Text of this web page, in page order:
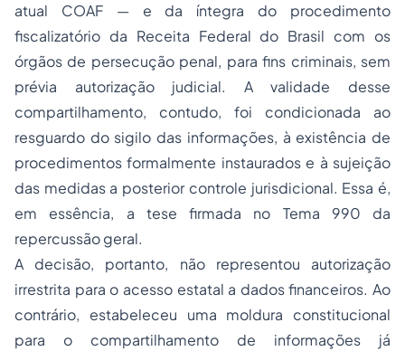
atual COAF — e da íntegra do procedimento
fiscalizatório da Receita Federal do Brasil com os
órgãos de persecução penal, para fins criminais, sem
prévia autorização judicial. A validade desse
compartilhamento, contudo, foi condicionada ao
resguardo do sigilo das informações, à existência de
procedimentos formalmente instaurados e à sujeição
das medidas a posterior controle jurisdicional. Essa é,
em essência, a tese firmada no Tema 990 da
repercussão geral.
A decisão, portanto, não representou autorização
irrestrita para o acesso estatal a dados financeiros. Ao
contrário, estabeleceu uma moldura constitucional
para o compartilhamento de informações já